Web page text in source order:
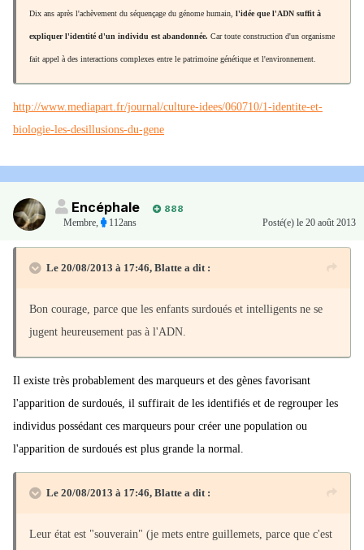
Dix ans après l'achèvement du séquençage du génome humain, l'idée que l'ADN suffit à
expliquer l'identité d'un individu est abandonnée. Car toute construction d'un organisme
fait appel à des interactions complexes entre le patrimoine génétique et l'environnement.
http://www.mediapart.fr/journal/culture-idees/060710/1-identite-et-
biologie-les-desillusions-du-gene
Encéphale
888
Membre, 112ans Posté(e) le 20 août 2013
Le 20/08/2013 à 17:46, Blatte a dit :
Bon courage, parce que les enfants surdoués et intelligents ne se
jugent heureusement pas à l'ADN.
Il existe très probablement des marqueurs et des gènes favorisant
l'apparition de surdoués, il suffirait de les identifiés et de regrouper les
individus possédant ces marqueurs pour créer une population ou
l'apparition de surdoués est plus grande la normal.
Le 20/08/2013 à 17:46, Blatte a dit :
Leur état est "souverain" (je mets entre guillemets, parce que c'est